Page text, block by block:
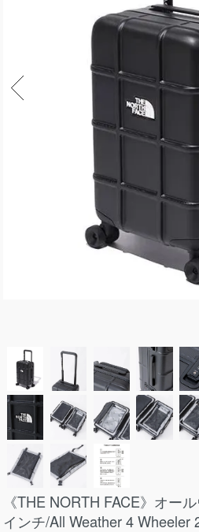
《THE NORTH FACE》オー
インチ/All Weather 4 Wheeler